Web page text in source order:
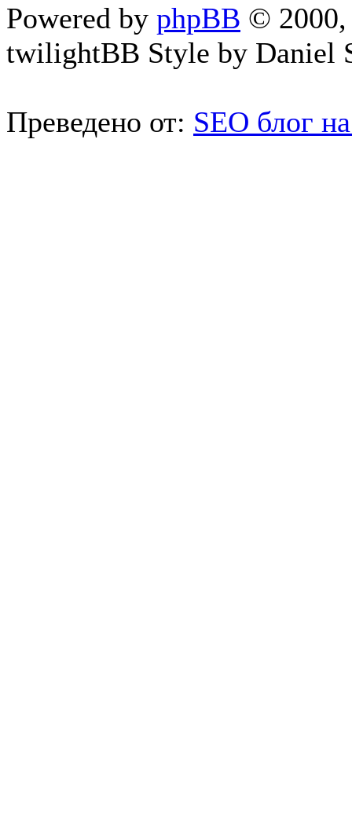
Powered by phpBB © 2000,
twilightBB Style by Daniel
Преведено от: SEO блог